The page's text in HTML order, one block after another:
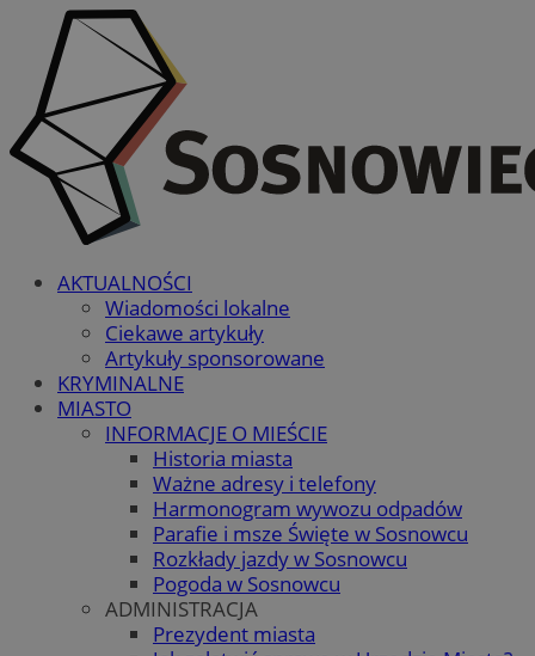
AKTUALNOŚCI
Wiadomości lokalne
Ciekawe artykuły
Artykuły sponsorowane
KRYMINALNE
MIASTO
INFORMACJE O MIEŚCIE
Historia miasta
Ważne adresy i telefony
Harmonogram wywozu odpadów
Parafie i msze Święte w Sosnowcu
Rozkłady jazdy w Sosnowcu
Pogoda w Sosnowcu
ADMINISTRACJA
Prezydent miasta